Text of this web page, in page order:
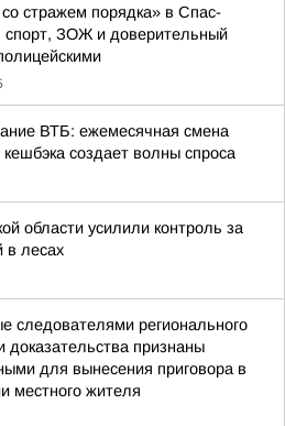
стражем порядка» в Спас-
спорт, ЗОЖ и доверительный
ВТБ: ежемесячная смена
кешбэка создает волны спроса
области усилили контроль за
в лесах
следователями регионального
доказательства признаны
для вынесения приговора в
местного жителя